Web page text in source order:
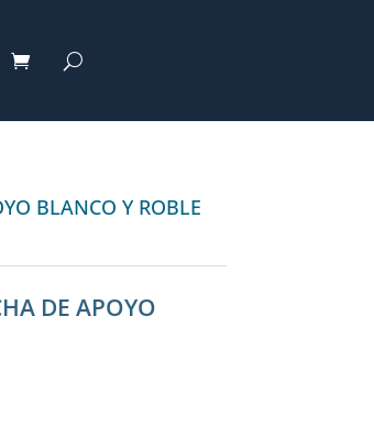
BLANCO Y ROBLE
DE APOYO